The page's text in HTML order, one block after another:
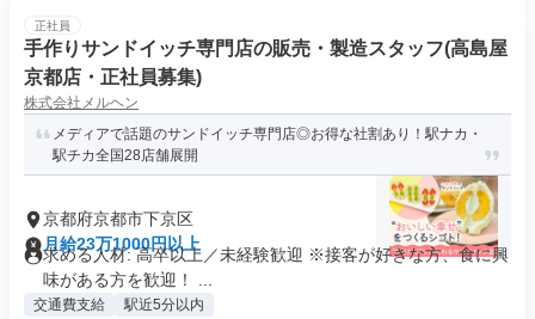
正社員
手作りサンドイッチ専門店の販売・製造スタッフ(高島屋
京都店・正社員募集)
株式会社メルヘン
メディアで話題のサンドイッチ専門店◎お得な社割あり！駅ナカ・
駅チカ全国28店舗展開
京都府京都市下京区
月給23万1000円以上
求める人材: 高卒以上／未経験歓迎 ※接客が好きな方、食に興
味がある方を歓迎！ ...
交通費支給 駅近5分以内